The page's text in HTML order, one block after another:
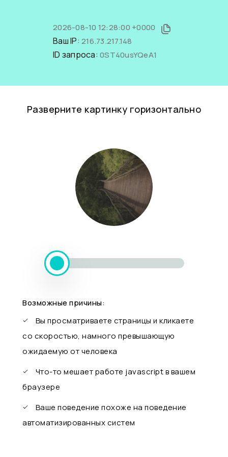
2026-08-10 12:28:00 +0000
Ваш IP: 216.73.217.148
ID запроса: 0ST40usYQeA1
Разверните картинку горизонтально
Возможные причины:
Вы просматриваете страницы и кликаете
со скоростью, намного превышающую
ожидаемую от человека
Что-то мешает работе javascript в вашем
браузере
Ваше поведение похоже на поведение
автоматизированных систем